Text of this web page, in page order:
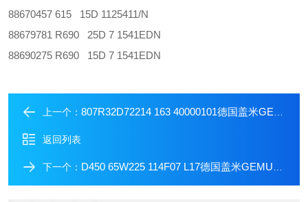
88670457 615 15D 1125411/N
88679781 R690 25D 7 1541EDN
88690275 R690 15D 7 1541EDN
上一个： 807R32D72214 163 40000101德国盖米GEMU流量计
返回列表
下一个： D450 65W225 114F07 L17德国盖米GEMU裸轴蝶阀